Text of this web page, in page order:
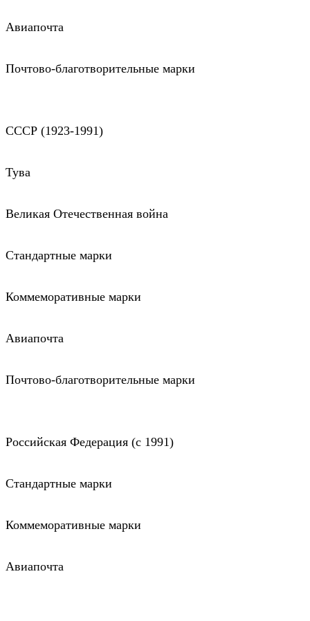
Авиапочта
Почтово-благотворительные марки
СССР (1923-1991)
Тува
Великая Отечественная война
Стандартные марки
Коммеморативные марки
Авиапочта
Почтово-благотворительные марки
Российская Федерация (c 1991)
Стандартные марки
Коммеморативные марки
Авиапочта